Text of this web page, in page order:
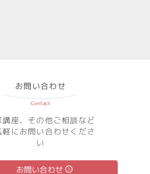
お問い合わせ
Contact
講座、その他ご相談など
軽にお問い合わせくださ
い
お問い合わせ